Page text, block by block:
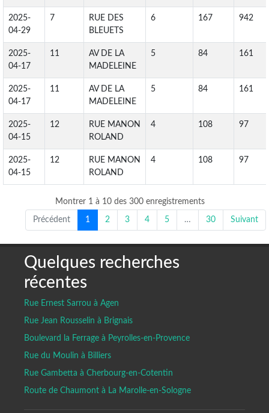
2025-
04-29
7
RUE DES
BLEUETS
6 167 942
2025-
04-17
11
AV DE LA
MADELEINE
5 84 161
2025-
04-17
11
AV DE LA
MADELEINE
5 84 161
2025-
04-15
12
RUE MANON
ROLAND
4 108 97
2025-
04-15
12
RUE MANON
ROLAND
4 108 97
Montrer 1 à 10 des 300 enregistrements
Précédent 1 2 3 4 5 … 30 Suivant
Quelques recherches
récentes
Rue Ernest Sarrou à Agen
Rue Jean Rousselin à Brignais
Boulevard la Ferrage à Peyrolles-en-Provence
Rue du Moulin à Billiers
Rue Gambetta à Cherbourg-en-Cotentin
Route de Chaumont à La Marolle-en-Sologne